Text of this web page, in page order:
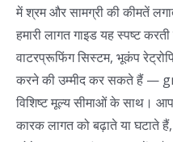
में श्रम और सामग्री की कीमतें
हमारी लागत गाइड यह स्पष्ट
वाटरप्रूफिंग सिस्टम, भूकंप
करने की उम्मीद कर सकते हैं —
विशिष्ट मूल्य सीमाओं के साथ।
कारक लागत को बढ़ाते या घटाते